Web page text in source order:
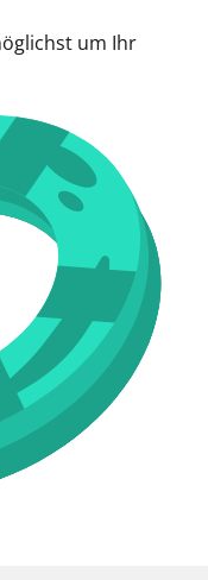
um Ihr